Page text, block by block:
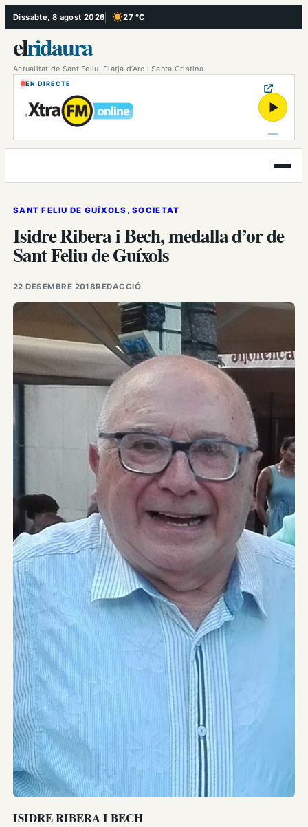
Vés
al
contingut
Dissabte, 8 agost 2026 27 °C
, Cel serè
elridaura
Actualitat de Sant Feliu, Platja d’Aro i Santa Cristina.
EN DIRECTE
▶
Obre
el
SANT FELIU DE GUÍXOLS , SOCIETAT
Isidre Ribera i Bech, medalla d’or de
Sant Feliu de Guíxols
22 DESEMBRE 2018REDACCIÓ
ISIDRE RIBERA I BECH